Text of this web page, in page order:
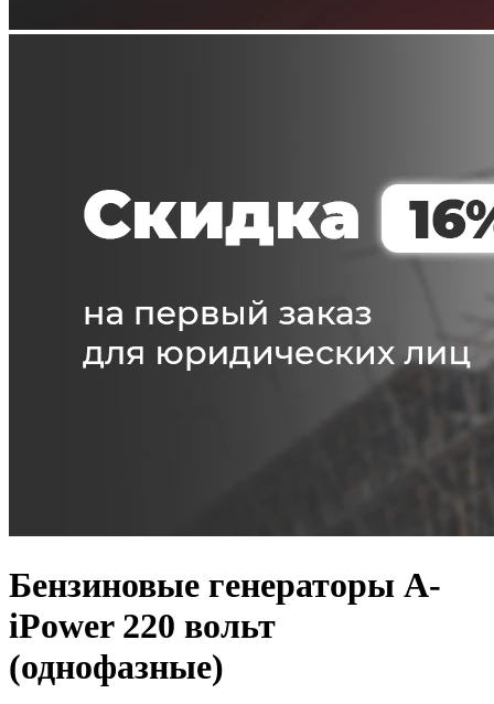
Бензиновые генераторы A-
iPower 220 вольт
(однофазные)